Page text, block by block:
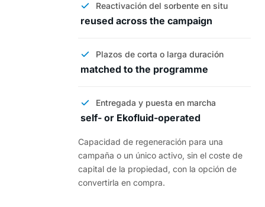
Reactivación del sorbente en situ
reused across the campaign
Plazos de corta o larga duración
matched to the programme
Entregada y puesta en marcha
self- or Ekofluid-operated
Capacidad de regeneración para una
campaña o un único activo, sin el coste de
capital de la propiedad, con la opción de
convertirla en compra.